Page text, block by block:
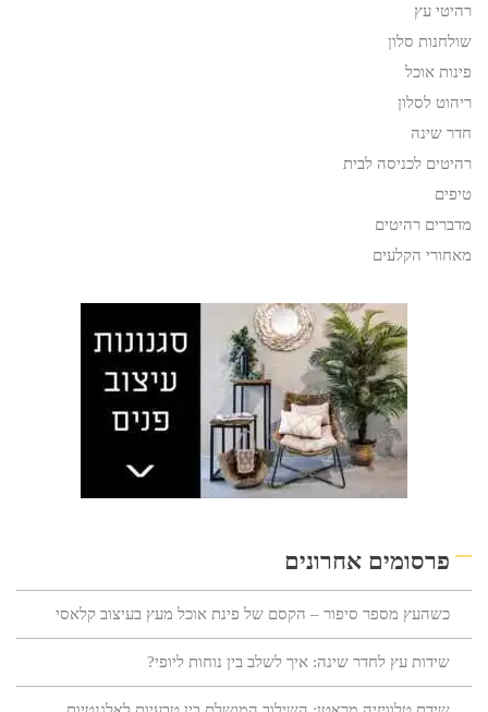
רהיטי עץ
שולחנות סלון
פינות אוכל
ריהוט לסלון
חדר שינה
רהיטים לכניסה לבית
טיפים
מדברים רהיטים
מאחורי הקלעים
פרסומים אחרונים
כשהעץ מספר סיפור – הקסם של פינת אוכל מעץ בעיצוב קלאסי
שידות עץ לחדר שינה: איך לשלב בין נוחות ליופי?